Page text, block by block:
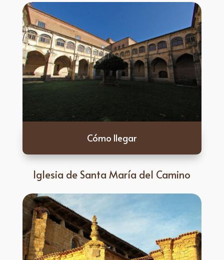
Cómo llegar
Iglesia de Santa María del Camino